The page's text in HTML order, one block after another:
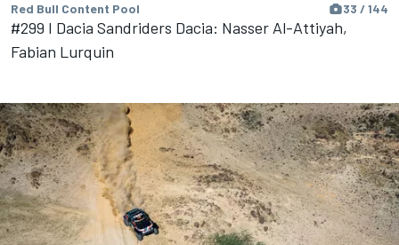
Red Bull Content Pool 33 / 144
#299 I Dacia Sandriders Dacia: Nasser Al-Attiyah,
Fabian Lurquin